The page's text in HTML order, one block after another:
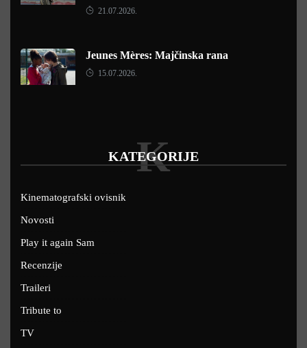
21.07.2026.
Jeunes Mères: Majčinska rana
15.07.2026.
KATEGORIJE
K
Kinematografski ovisnik
Novosti
Play it again Sam
Recenzije
Traileri
Tribute to
TV